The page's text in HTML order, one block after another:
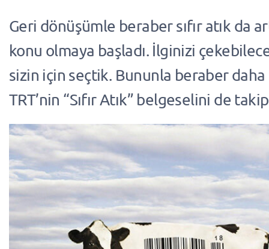
Geri dönüşümle beraber sıfır atık da
konu olmaya başladı. İlginizi
sizin için seçtik. Bununla beraber
TRT’nin “Sıfır Atık” belgeselini de